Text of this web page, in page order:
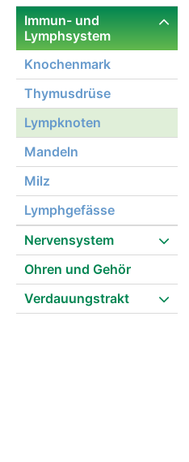
Immun- und
Lymphsystem
Knochenmark
Thymusdrüse
Lympknoten
Mandeln
Milz
Lymphgefässe
Nervensystem
Ohren und Gehör
Verdauungstrakt